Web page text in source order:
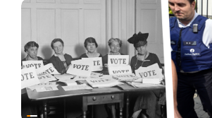
Cultuuroorlog